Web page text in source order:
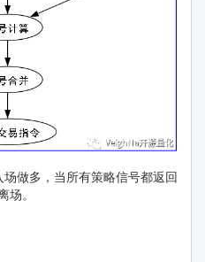
做多，当所有策略信号都返回
场。